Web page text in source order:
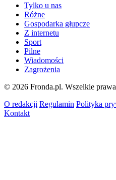
Tylko u nas
Różne
Gospodarka głupcze
Z internetu
Sport
Pilne
Wiadomości
Zagrożenia
© 2026 Fronda.pl. Wszelkie prawa
O redakcji Regulamin Polityka
Kontakt